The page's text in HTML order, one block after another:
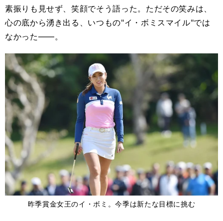
素振りも見せず、笑顔でそう語った。ただその笑みは、
心の底から湧き出る、いつもの"イ・ボミスマイル"では
なかった――。
昨季賞金女王のイ・ボミ。今季は新たな目標に挑む